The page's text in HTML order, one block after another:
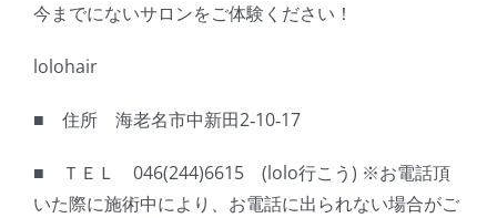
今までにないサロンをご体験ください！
lolohair
■ 住所 海老名市中新田2‐10‐17
■ ＴＥＬ 046(244)6615 (lolo行こう) ※お電話頂
いた際に施術中により、お電話に出られない場合がご